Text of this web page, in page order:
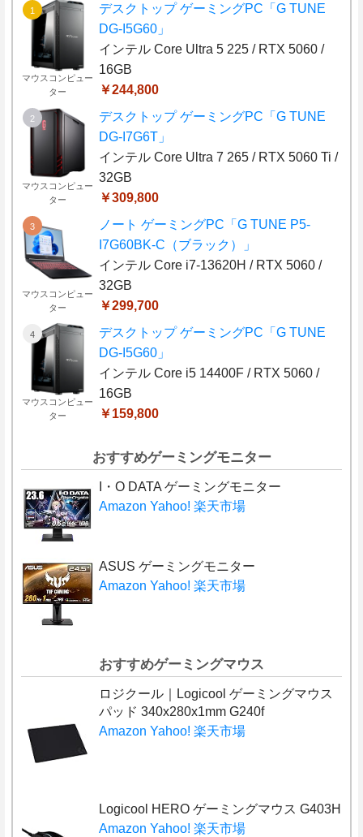
マウスコンピュー
ター
デスクトップ ゲーミングPC「G TUNE
DG-I5G60」
インテル Core Ultra 5 225 / RTX 5060 /
16GB
￥244,800
マウスコンピュー
ター
デスクトップ ゲーミングPC「G TUNE
DG-I7G6T」
インテル Core Ultra 7 265 / RTX 5060 Ti /
32GB
￥309,800
マウスコンピュー
ター
ノート ゲーミングPC「G TUNE P5-
I7G60BK-C（ブラック）」
インテル Core i7-13620H / RTX 5060 /
32GB
￥299,700
マウスコンピュー
ター
デスクトップ ゲーミングPC「G TUNE
DG-I5G60」
インテル Core i5 14400F / RTX 5060 /
16GB
￥159,800
おすすめゲーミングモニター
I・O DATA ゲーミングモニター
Amazon Yahoo! 楽天市場
ASUS ゲーミングモニター
Amazon Yahoo! 楽天市場
おすすめゲーミングマウス
ロジクール｜Logicool ゲーミングマウス
パッド 340x280x1mm G240f
Amazon Yahoo! 楽天市場
Logicool HERO ゲーミングマウス G403H
Amazon Yahoo! 楽天市場